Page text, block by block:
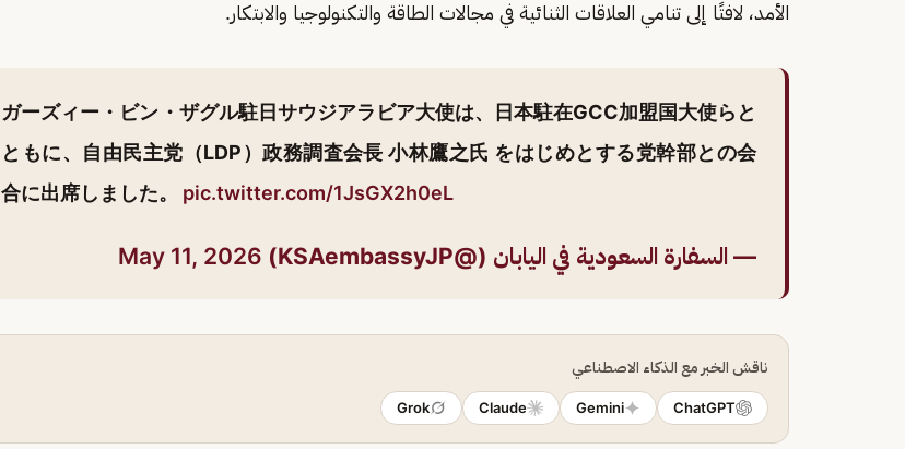
الأمد، لافتًا إلى تنامي العلاقات الثنائية في مجالات الطاقة والتكنولوجيا والابتكار.
ガーズィー・ビン・ザグル駐日サウジアラビア大使は、日本駐在GCC加盟国大使らと
ともに、自由民主党（LDP）政務調査会長 小林鷹之氏 をはじめとする党幹部との会
合に出席しました。 pic.twitter.com/1JsGX2h0eL
— السفارة السعودية في اليابان (@KSAembassyJP) May 11, 2026
ناقش الخبر مع الذكاء الاصطناعي
ChatGPT
Gemini
Claude
Grok